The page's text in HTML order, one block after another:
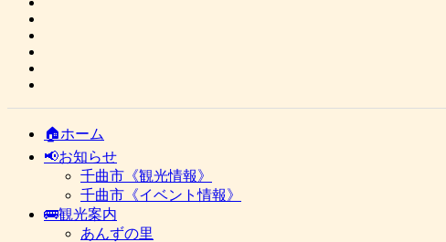
🏠ホーム
📢お知らせ
千曲市《観光情報》
千曲市《イベント情報》
🚌観光案内
あんずの里